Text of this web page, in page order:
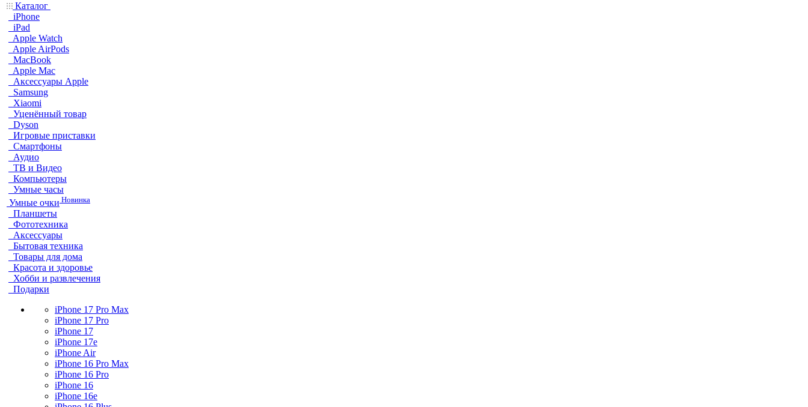
Каталог
iPhone
iPad
Apple Watch
Apple AirPods
MacBook
Apple Mac
Аксессуары Apple
Samsung
Xiaomi
Уценённый товар
Dyson
Игровые приставки
Смартфоны
Аудио
ТВ и Видео
Компьютеры
Умные часы
Умные очки Новинка
Планшеты
Фототехника
Аксессуары
Бытовая техника
Товары для дома
Красота и здоровье
Хобби и развлечения
Подарки
iPhone 17 Pro Max
iPhone 17 Pro
iPhone 17
iPhone 17e
iPhone Air
iPhone 16 Pro Max
iPhone 16 Pro
iPhone 16
iPhone 16e